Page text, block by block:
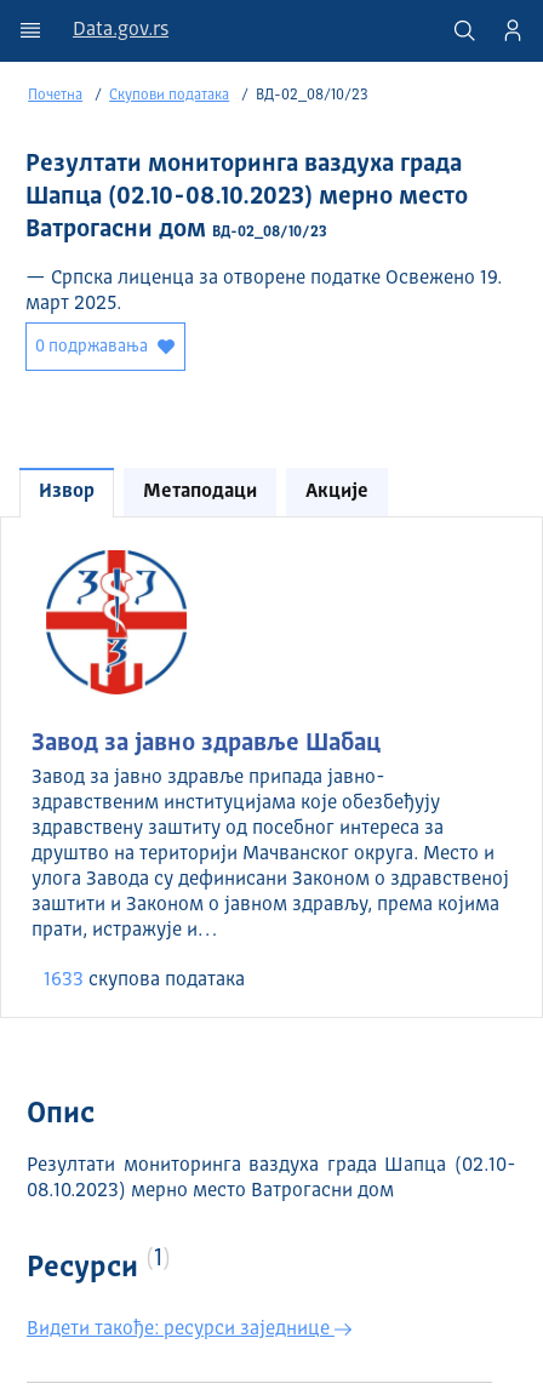
Data.gov.rs
Почетна Скупови података ВД-02_08/10/23
Резултати мониторинга ваздуха града
Шапца (02.10-08.10.2023) мерно место
Ватрогасни дом
ВД-02_08/10/23
— Српска лиценца за отворене податке Освежено 19.
март 2025.
0 подржавања
Извор Метаподаци Акције
Завод за јавно здравље Шабац
Завод за јавно здравље припада јавно-
здравственим институцијама које обезбеђују
здравствену заштиту од посебног интереса за
друштво на територији Мачванског округа. Место и
улога Завода су дефинисани Законом о здравственој
заштити и Законом о јавном здрављу, према којима
прати, истражује и…
1633 скуповa података
Опис
Резултати мониторинга ваздуха града Шапца (02.10-
08.10.2023) мерно место Ватрогасни дом
Ресурси 1
Видети такође: ресурси заједнице